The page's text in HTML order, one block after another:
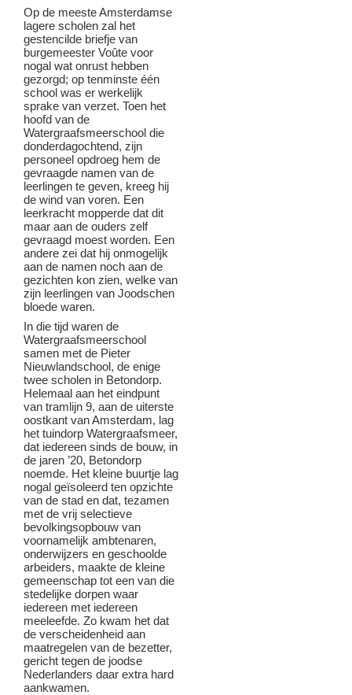
Op de meeste Amsterdamse
lagere scholen zal het
gestencilde briefje van
burgemeester Voûte voor
nogal wat onrust hebben
gezorgd; op tenminste één
school was er werkelijk
sprake van verzet. Toen het
hoofd van de
Watergraafsmeerschool die
donderdagochtend, zijn
personeel opdroeg hem de
gevraagde namen van de
leerlingen te geven, kreeg hij
de wind van voren. Een
leerkracht mopperde dat dit
maar aan de ouders zelf
gevraagd moest worden. Een
andere zei dat hij onmogelijk
aan de namen noch aan de
gezichten kon zien, welke van
zijn leerlingen van Joodschen
bloede waren.
In die tijd waren de
Watergraafsmeerschool
samen met de Pieter
Nieuwlandschool, de enige
twee scholen in Betondorp.
Helemaal aan het eindpunt
van tramlijn 9, aan de uiterste
oostkant van Amsterdam, lag
het tuindorp Watergraafsmeer,
dat iedereen sinds de bouw, in
de jaren ’20, Betondorp
noemde. Het kleine buurtje lag
nogal geïsoleerd ten opzichte
van de stad en dat, tezamen
met de vrij selectieve
bevolkingsopbouw van
voornamelijk ambtenaren,
onderwijzers en geschoolde
arbeiders, maakte de kleine
gemeenschap tot een van die
stedelijke dorpen waar
iedereen met iedereen
meeleefde. Zo kwam het dat
de verscheidenheid aan
maatregelen van de bezetter,
gericht tegen de joodse
Nederlanders daar extra hard
aankwamen.